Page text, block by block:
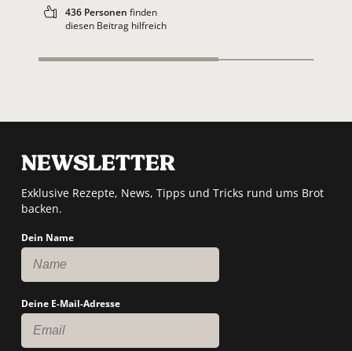
436 Personen finden
diesen Beitrag hilfreich
NEWSLETTER
Exklusive Rezepte, News, Tipps und Tricks rund ums Brot
backen.
Dein Name
Deine E-Mail-Adresse